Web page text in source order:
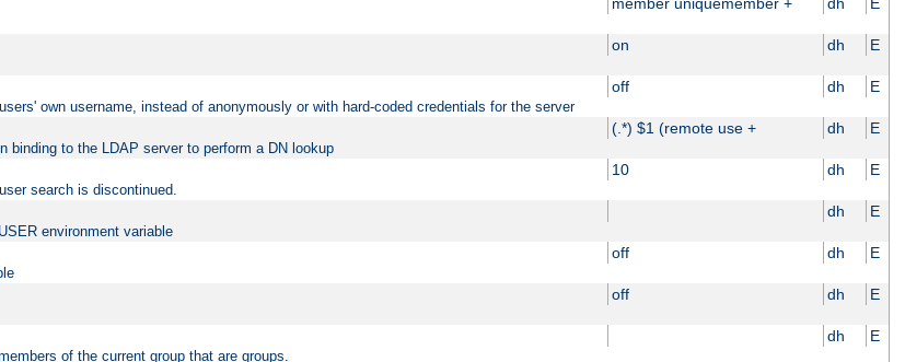
member uniquemember + dh E
on dh E
off dh E
own username, instead of anonymously or with hard-coded credentials for the server
(.*) $1 (remote use + dh E
binding to the LDAP server to perform a DN lookup
10 dh E
search is discontinued.
dh E
environment variable
off dh E
off dh E
dh E
of the current group that are groups.